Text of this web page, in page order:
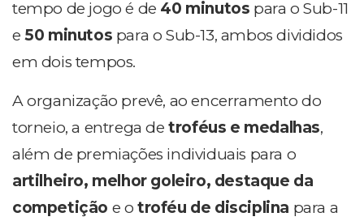
tempo de jogo é de 40 minutos para o Sub-11
e50 minutos para o Sub-13, ambos divididos
em dois tempos.
A organização prevê, ao encerramento do
torneio, a entrega detroféus e medalhas,
além de premiações individuais para o
artilheiro, melhor goleiro, destaque da
competição e o troféu de disciplina para a